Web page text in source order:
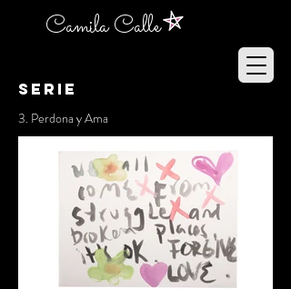
Camila Calle
SERIE
3. Perdona y Ama